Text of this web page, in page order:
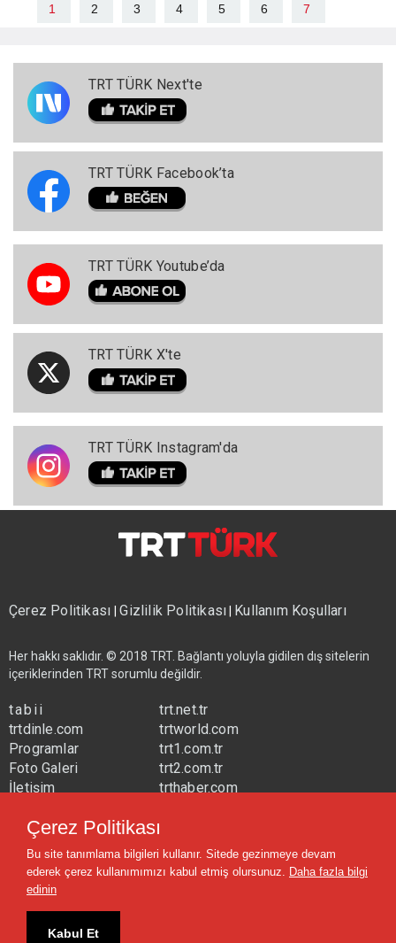
1 2 3 4 5 6 7
TRT TÜRK Next'te
TRT TÜRK Facebook’ta
TRT TÜRK Youtube’da
TRT TÜRK X'te
TRT TÜRK Instagram'da
Çerez Politikası|Gizlilik Politikası| Kullanım Koşulları
Her hakkı saklıdır. © 2018 TRT. Bağlantı yoluyla gidilen dış sitelerin
içeriklerinden TRT sorumlu değildir.
tabii
trtdinle.com
Programlar
Foto Galeri
İletişim
trt.net.tr
trtworld.com
trt1.com.tr
trt2.com.tr
trthaber.com
trtavaz.com.tr
trtmuzik.net.tr
trtcocuk.net.tr
Çerez Politikası
Bu site tanımlama bilgileri kullanır. Sitede gezinmeye devam
ederek çerez kullanımımızı kabul etmiş olursunuz. Daha fazla bilgi
edinin
Kabul Et